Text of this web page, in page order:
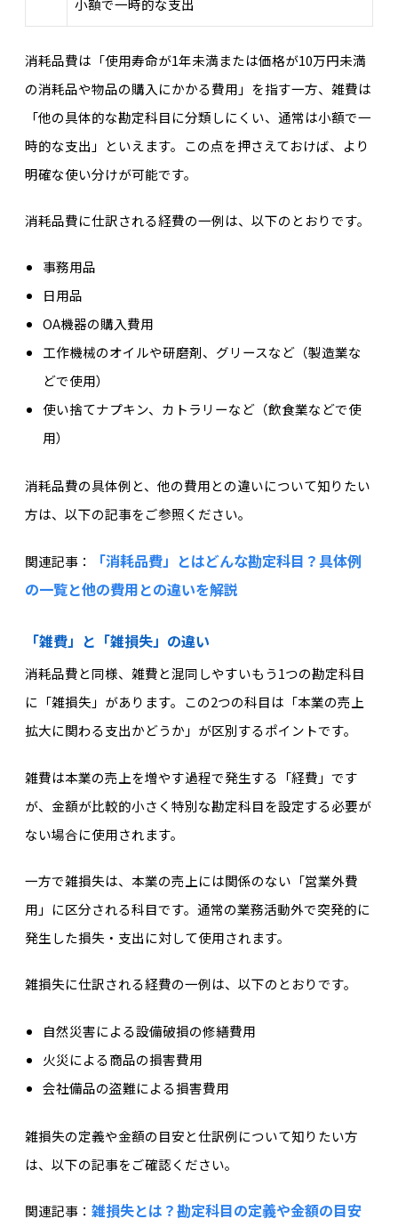
消耗品費は「使用寿命が1年未満または価格が10万円未満
の消耗品や物品の購入にかかる費用」を指す一方、雑費は
「他の具体的な勘定科目に分類しにくい、通常は小額で一
時的な支出」といえます。この点を押さえておけば、より
明確な使い分けが可能です。
消耗品費に仕訳される経費の一例は、以下のとおりです。
事務用品
日用品
OA機器の購入費用
工作機械のオイルや研磨剤、グリースなど（製造業な
どで使用）
使い捨てナプキン、カトラリーなど（飲食業などで使
用）
消耗品費の具体例と、他の費用との違いについて知りたい
方は、以下の記事をご参照ください。
関連記事：
「消耗品費」とはどんな勘定科目？具体例
の一覧と他の費用との違いを解説
「雑費」と「雑損失」の違い
消耗品費と同様、雑費と混同しやすいもう1つの勘定科目
に「雑損失」があります。この2つの科目は「本業の売上
拡大に関わる支出かどうか」が区別するポイントです。
雑費は本業の売上を増やす過程で発生する「経費」です
が、金額が比較的小さく特別な勘定科目を設定する必要が
ない場合に使用されます。
一方で雑損失は、本業の売上には関係のない「営業外費
用」に区分される科目です。通常の業務活動外で突発的に
発生した損失・支出に対して使用されます。
雑損失に仕訳される経費の一例は、以下のとおりです。
自然災害による設備破損の修繕費用
火災による商品の損害費用
会社備品の盗難による損害費用
雑損失の定義や金額の目安と仕訳例について知りたい方
は、以下の記事をご確認ください。
関連記事： 雑損失とは？勘定科目の定義や金額の目安